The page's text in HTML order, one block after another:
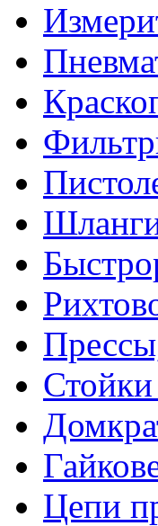
Цепи